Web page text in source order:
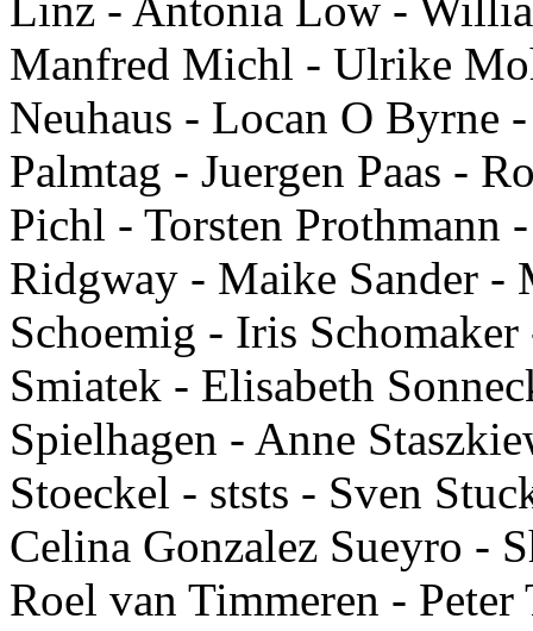
Manfred Michl - Ulrike
Neuhaus - Locan O Byrne
Palmtag - Juergen Paas -
Pichl - Torsten Prothmann
Ridgway - Maike Sander -
Schoemig - Iris
Smiatek - Elisabeth
Spielhagen - Anne
Stoeckel - ststs - Sven
Celina Gonzalez Sueyro -
Roel van Timmeren -